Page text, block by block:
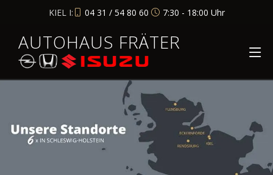
KIEL I: 04 31 / 54 80 60 7:30 - 18:00 Uhr
AUTOHAUS FRÄTER